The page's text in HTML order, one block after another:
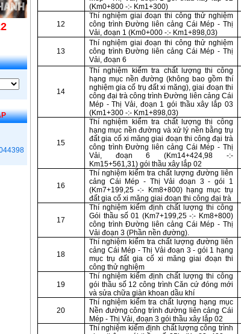
(Km0+800 -:- Km1+300)
12
Thí nghiệm giai đoạn thi công thử nghiệm
công trình Đường liên cảng Cái Mép - Thị
Vải, đoạn 1 (Km0+000 -:- Km1+898,03)
13
Thí nghiệm giai đoạn thi công thử nghiệm
công trình Đường liên cảng Cái Mép - Thị
Vải, đoạn 6
14
Thí nghiệm kiểm tra chất lượng thi công
hạng mục nền đường (không bao gồm thí
nghiệm gia cố trụ đất xi măng), giai đoạn thi
công đại trà công trình Đường liên cảng Cái
Mép - Thị Vải, đoạn 1 gói thầu xây lắp 03
(Km1+300 -:- Km1+898,03)
15
Thí nghiệm kiểm tra chất lượng thi công
hạng mục nền đường và xử lý nền bằng trụ
đất gia cố xi măng giai đoạn thi công đại trà
công trình Đường liên cảng Cái Mép - Thị
Vải, đoạn 6 (Km14+424,98 -:-
Km15+561,31) gói thầu xây lắp 02
16
Thí nghiệm kiểm tra chất lượng đường liên
cảng Cái Mép - Thị Vải đoạn 3 - gói 1
(Km7+199,25 -:- Km8+800) hạng mục trụ
đất gia cố xi măng giai đoạn thi công đại trà
17
Thí nghiệm kiểm định chất lượng thi công
Gói thầu số 01 (Km7+199,25 -:- Km8+800)
công trình Đường liên cảng Cái Mép - Thị
Vải đoạn 3 (Phần nền đường).
18
Thí nghiệm kiểm tra chất lượng đường liên
cảng Cái Mép - Thị Vải đoạn 3 - gói 1 hạng
mục trụ đất gia cố xi măng giai đoạn thi
công thử nghiệm
19
Thí nghiệm kiểm định chất lượng thi công
gói thầu số 12 công trình Căn cứ đóng mới
và sửa chữa giàn khoan dầu khí
20
Thí nghiệm kiểm tra chất lượng hạng mục
Nền đường công trình đường liên cảng Cái
Mép - Thị Vải, đoạn 3 gói thầu xây lắp 02
Thí nghiệm kiểm định chất lượng công trình